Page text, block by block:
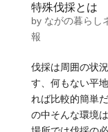
特殊伐採とは
by ながの暮らし
報
伐採は周囲の状
す、何もない平
れば比較的簡単
の中そんな環境